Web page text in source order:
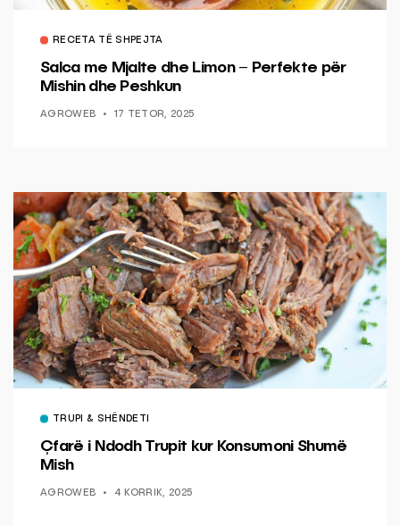
RECETA TË SHPEJTA
Salca me Mjalte dhe Limon – Perfekte për
Mishin dhe Peshkun
AGROWEB 17 TETOR, 2025
TRUPI & SHËNDETI
Çfarë i Ndodh Trupit kur Konsumoni Shumë
Mish
AGROWEB 4 KORRIK, 2025